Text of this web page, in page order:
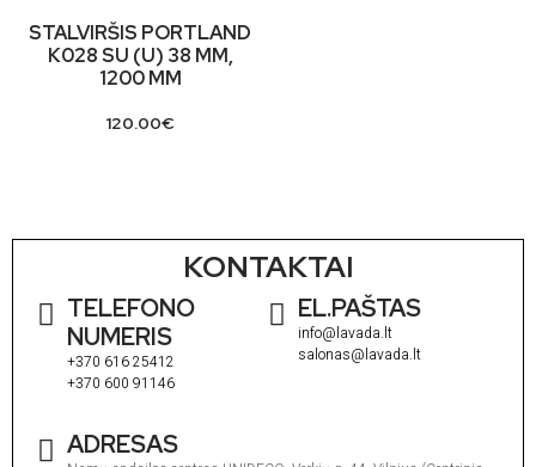
STALVIRŠIS PORTLAND
K028 SU (U) 38 MM,
1200 MM
120.00€
KONTAKTAI
TELEFONO
NUMERIS
+370 616 25412
+370 600 91146
EL.PAŠTAS
info@lavada.lt
salonas@lavada.lt
ADRESAS